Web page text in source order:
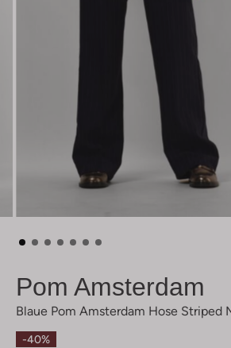
Pom Amsterdam
Blaue Pom Amsterdam Hose Striped
-40%